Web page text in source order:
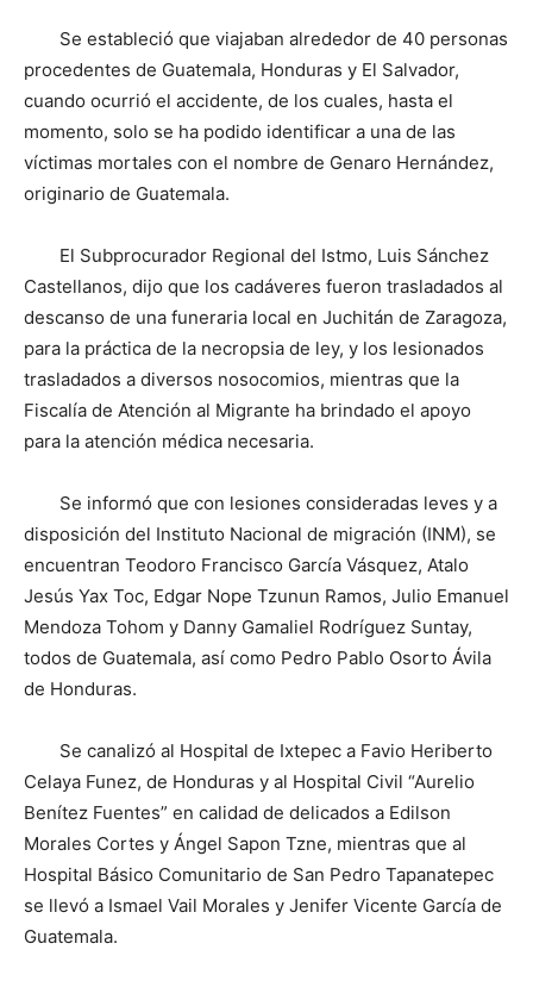
Se estableció que viajaban alrededor de 40 personas
procedentes de Guatemala, Honduras y El Salvador,
cuando ocurrió el accidente, de los cuales, hasta el
momento, solo se ha podido identificar a una de las
víctimas mortales con el nombre de Genaro Hernández,
originario de Guatemala.
El Subprocurador Regional del Istmo, Luis Sánchez
Castellanos, dijo que los cadáveres fueron trasladados al
descanso de una funeraria local en Juchitán de Zaragoza,
para la práctica de la necropsia de ley, y los lesionados
trasladados a diversos nosocomios, mientras que la
Fiscalía de Atención al Migrante ha brindado el apoyo
para la atención médica necesaria.
Se informó que con lesiones consideradas leves y a
disposición del Instituto Nacional de migración (INM), se
encuentran Teodoro Francisco García Vásquez, Atalo
Jesús Yax Toc, Edgar Nope Tzunun Ramos, Julio Emanuel
Mendoza Tohom y Danny Gamaliel Rodríguez Suntay,
todos de Guatemala, así como Pedro Pablo Osorto Ávila
de Honduras.
Se canalizó al Hospital de Ixtepec a Favio Heriberto
Celaya Funez, de Honduras y al Hospital Civil “Aurelio
Benítez Fuentes” en calidad de delicados a Edilson
Morales Cortes y Ángel Sapon Tzne, mientras que al
Hospital Básico Comunitario de San Pedro Tapanatepec
se llevó a Ismael Vail Morales y Jenifer Vicente García de
Guatemala.